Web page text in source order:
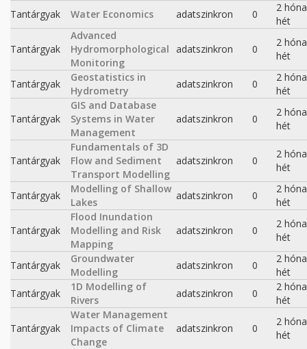
Tantárgyak
Water Economics adatszinkron 0
2
hét
Tantárgyak
Advanced
Hydromorphological
Monitoring
adatszinkron 0
2
hét
Tantárgyak
Geostatistics in
Hydrometry
adatszinkron 0
2
hét
Tantárgyak
GIS and Database
Systems in Water
Management
adatszinkron 0
2
hét
Tantárgyak
Fundamentals of 3D
Flow and Sediment
Transport Modelling
adatszinkron 0
2
hét
Tantárgyak
Modelling of Shallow
Lakes
adatszinkron 0
2
hét
Tantárgyak
Flood Inundation
Modelling and Risk
Mapping
adatszinkron 0
2
hét
Tantárgyak
Groundwater
Modelling
adatszinkron 0
2
hét
Tantárgyak
1D Modelling of
Rivers
adatszinkron 0
2
hét
Tantárgyak
Water Management
Impacts of Climate
Change
adatszinkron 0
2
hét